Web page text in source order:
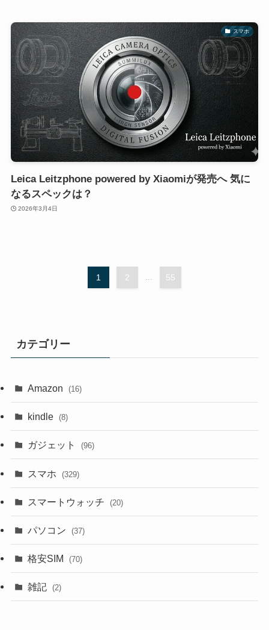
スマホ
Leica Leitzphone powered by Xiaomiが発売へ 気に
なるスペックは？
2026年3月4日
1 2 55
カテゴリー
Amazon (16)
kindle (8)
ガジェット (96)
スマホ (329)
スマートウォッチ (20)
パソコン (37)
格安SIM (70)
雑記 (2)